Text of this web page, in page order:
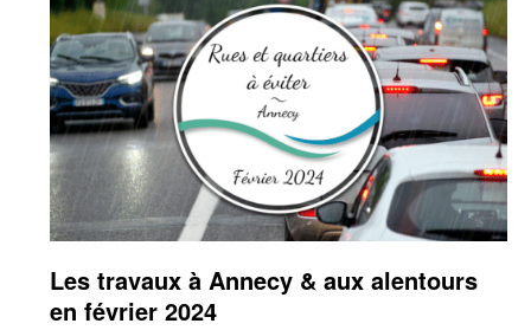
Les travaux à Annecy & aux alentours
en février 2024